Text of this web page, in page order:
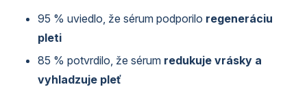
95 % uviedlo, že sérum podporilo regeneráciu
pleti
85 % potvrdilo, že sérum redukuje vrásky a
vyhladzuje pleť